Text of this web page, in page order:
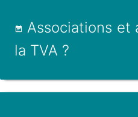
Associations et
la TVA ?